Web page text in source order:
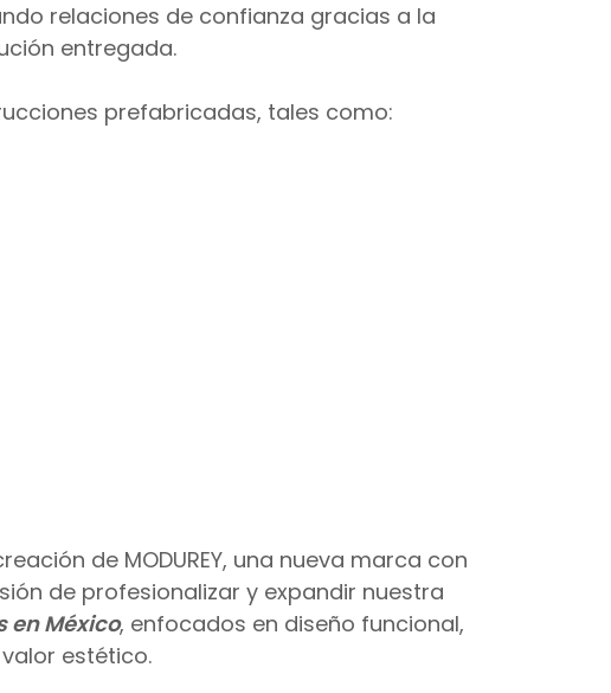
relaciones de confianza gracias a la
entregada.
prefabricadas, tales como:
de MODUREY, una nueva marca con
de profesionalizar y expandir nuestra
en México, enfocados en diseño funcional,
estético.